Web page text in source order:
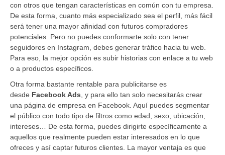
con otros que tengan características en común con tu empresa.
De esta forma, cuanto más especializado sea el perfil, más fácil
será tener una mayor afinidad con futuros compradores
potenciales. Pero no puedes conformarte solo con tener
seguidores en Instagram, debes generar tráfico hacia tu web.
Para eso, la mejor opción es subir historias con enlace a tu web
o a productos específicos.
Otra forma bastante rentable para publicitarse es
desde Facebook Ads , y para ello tan solo necesitarás crear
una página de empresa en Facebook. Aquí puedes segmentar
el público con todo tipo de filtros como edad, sexo, ubicación,
intereses… De esta forma, puedes dirigirte específicamente a
aquellos que realmente pueden estar interesados en lo que
ofreces y así captar futuros clientes. La mayor ventaja es que